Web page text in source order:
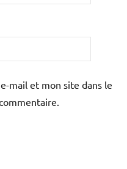
mail et mon site dans le